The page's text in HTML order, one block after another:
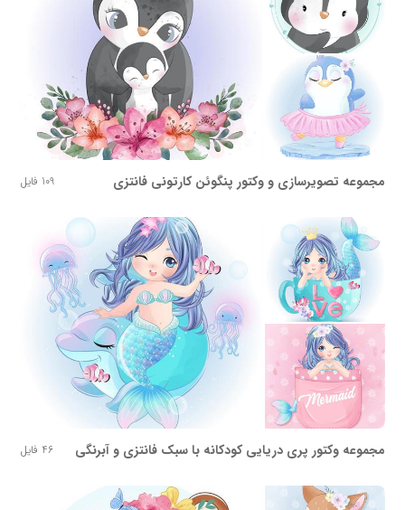
مجموعه تصویرسازی و وکتور پنگوئن کارتونی فانتزی 109 فایل
مجموعه وکتور پری دریایی کودکانه با سبک فانتزی و آبرنگی 46 فایل